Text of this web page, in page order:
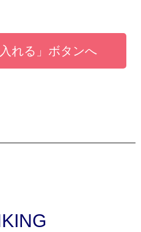
れる」ボタンへ